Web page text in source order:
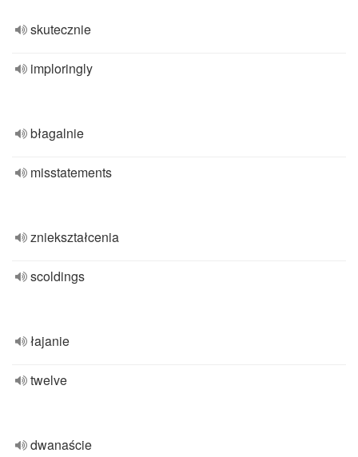
skutecznie
imploringly
błagalnie
misstatements
zniekształcenia
scoldings
łajanie
twelve
dwanaście